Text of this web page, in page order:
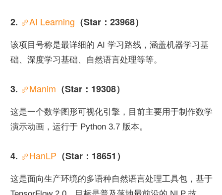
2. AI Learning （Star：23968）
该项目号称是最详细的 AI 学习路线，涵盖机器学习基
础、深度学习基础、自然语言处理等等。
3. Manim （Star：19308）
这是一个数学图形可视化引擎，目前主要用于制作数学
演示动画，运行于 Python 3.7 版本。
4. HanLP （Star：18651）
这是面向生产环境的多语种自然语言处理工具包，基于